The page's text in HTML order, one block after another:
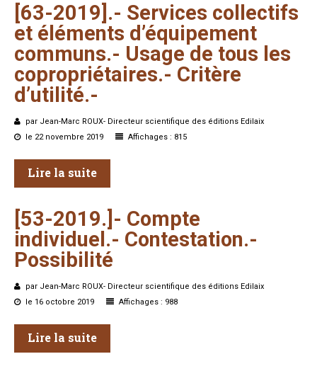
[63-2019].- Services collectifs
et éléments d’équipement
communs.- Usage de tous les
copropriétaires.- Critère
d’utilité.-
par Jean-Marc ROUX- Directeur scientifique des éditions Edilaix
le 22 novembre 2019
Affichages : 815
Lire la suite
[53-2019.]- Compte
individuel.- Contestation.-
Possibilité
par Jean-Marc ROUX- Directeur scientifique des éditions Edilaix
le 16 octobre 2019
Affichages : 988
Lire la suite